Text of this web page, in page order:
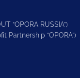
“OPORA RUSSIA”)
Partnership “OPORA”)